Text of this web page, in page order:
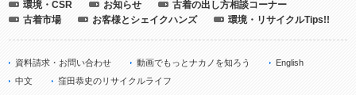
環境・CSR
お知らせ
古着の出し方相談コーナー
古着市場
お客様とシェイクハンズ 環境・リサイクルTips!!
資料請求・お問い合わせ 動画でもっとナカノを知ろう
English
中文
窪田恭史のリサイクルライフ